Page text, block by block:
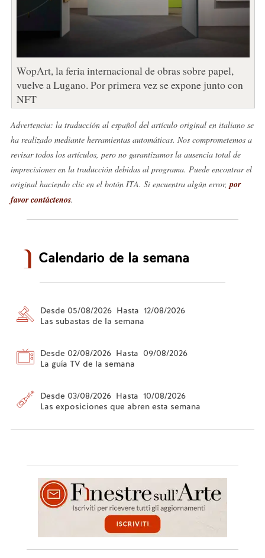
WopArt, la feria internacional de obras sobre papel,
vuelve a Lugano. Por primera vez se expone junto con
NFT
Advertencia: la traducción al español del artículo original en italiano se
ha realizado mediante herramientas automáticas. Nos comprometemos a
revisar todos los artículos, pero no garantizamos la ausencia total de
imprecisiones en la traducción debidas al programa. Puede encontrar el
original haciendo clic en el botón ITA. Si encuentra algún error, por
favor contáctenos.
Calendario de la semana
Desde 05/08/2026 Hasta 12/08/2026
Las subastas de la semana
Desde 02/08/2026 Hasta 09/08/2026
La guía TV de la semana
Desde 03/08/2026 Hasta 10/08/2026
Las exposiciones que abren esta semana